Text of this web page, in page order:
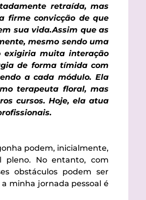
retraída, mas
firme convicção de que
sua vida.Assim que as
mesmo sendo uma
exigiria muita interação
de forma tímida com
a cada módulo. Ela
terapeuta floral, mas
cursos. Hoje, ela atua
podem, inicialmente,
pleno. No entanto, com
obstáculos podem ser
minha jornada pessoal é